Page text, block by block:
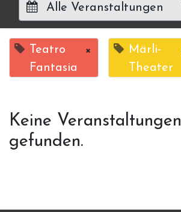
Alle Veranstaltungen
Teatro
Fantasia
×
Märli-
Theater
Keine Veranstaltungen
gefunden.